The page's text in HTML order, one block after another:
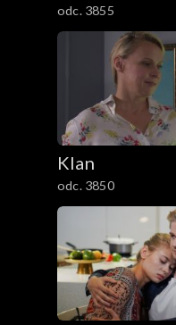
odc. 3855
Klan
odc. 3850